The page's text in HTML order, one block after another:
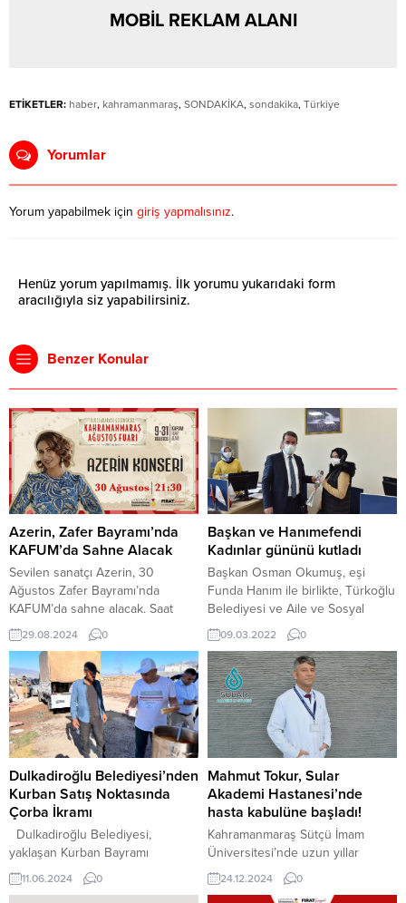
MOBİL REKLAM ALANI
ETİKETLER: haber, kahramanmaraş, SONDAKİKA, sondakika, Türkiye
Yorumlar
Yorum yapabilmek için giriş yapmalısınız.
Henüz yorum yapılmamış. İlk yorumu yukarıdaki form
aracılığıyla siz yapabilirsiniz.
Benzer Konular
Azerin, Zafer Bayramı’nda
KAFUM’da Sahne Alacak
Sevilen sanatçı Azerin, 30
Ağustos Zafer Bayramı’nda
KAFUM’da sahne alacak. Saat
21.30’da başlayacak konsere tüm
müzikseverler davet edildi.
Kahramanmaraş Büyükşehir
Belediyesinin Uluslararası
Geleneksel Ağustos Fuarı,
birbirinden eğlenceli programlarla
devam ederken 30 Ağustos Zafer
Bayramı dolayısıyla çok özel bir
etkinlik daha düzenlenecek. 30
Ağustos Cuma günü “Çırpınırdı
Karadeniz” eserinin unutulmaz
sesi...
29.08.2024 0
Başkan ve Hanımefendi
Kadınlar gününü kutladı
Başkan Osman Okumuş, eşi
Funda Hanım ile birlikte, Türkoğlu
Belediyesi ve Aile ve Sosyal
Hizmetler ilçe Müdürlüğünde
çalışan bayan personellerin 8
Mart Dünya Kadınlar Gününü
kutlayarak, gül takdim ettiler.
09.03.2022 0
Dulkadiroğlu Belediyesi’nden
Kurban Satış Noktasında
Çorba İkramı
​ ​Dulkadiroğlu Belediyesi,
yaklaşan Kurban Bayramı
öncesinde geçici olarak kurulan
kurban satış noktasında, kurban
11.06.2024 0
Mahmut Tokur, Sular
Akademi Hastanesi’nde
hasta kabulüne başladı!
Kahramanmaraş Sütçü İmam
Üniversitesi’nde uzun yıllar
boyunca başarılı çalışmalara imza
atan Göğüs Cerrahisi Uzmanı Yrd.
24.12.2024 0